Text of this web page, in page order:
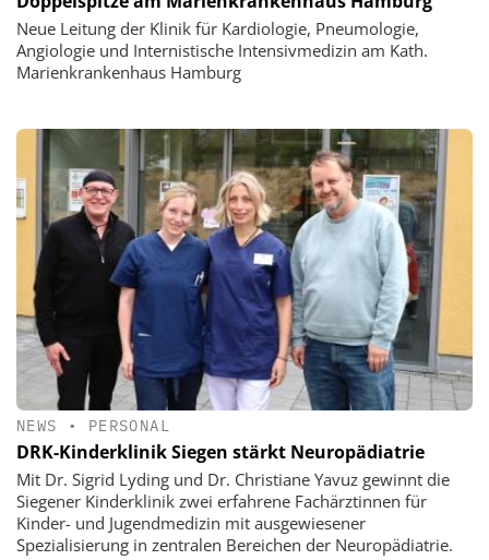
Neue Leitung der Klinik für Kardiologie, Pneumologie,
Angiologie und Internistische Intensivmedizin am Kath.
Marienkrankenhaus Hamburg
NEWS • PERSONAL
DRK-Kinderklinik Siegen stärkt Neuropädiatrie
Mit Dr. Sigrid Lyding und Dr. Christiane Yavuz gewinnt die
Siegener Kinderklinik zwei erfahrene Fachärztinnen für
Kinder- und Jugendmedizin mit ausgewiesener
Spezialisierung in zentralen Bereichen der Neuropädiatrie.